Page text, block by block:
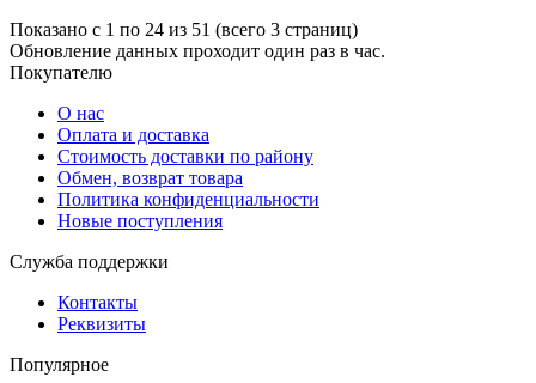
Показано с 1 по 24 из 51 (всего 3 страниц)
Обновление данных проходит один раз в час.
Покупателю
О нас
Оплата и доставка
Стоимость доставки по району
Обмен, возврат товара
Политика конфиденциальности
Новые поступления
Служба поддержки
Контакты
Реквизиты
Популярное